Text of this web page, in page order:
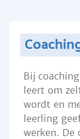
Bij
leert om
wordt en
leerling
werken. De